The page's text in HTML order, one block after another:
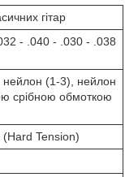
гітар
- .040 - .030 - .038
нейлон (1-3), нейлон
срібною обмоткою
Tension)